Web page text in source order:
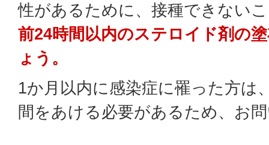
性があるために、接種できない
前24時間以内のステロイド剤の
ょう。
1か月以内に感染症に罹った方は
間をあける必要があるため、お